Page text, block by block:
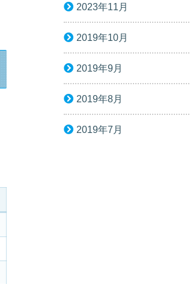
2023年11月
2019年10月
2019年9月
2019年8月
2019年7月